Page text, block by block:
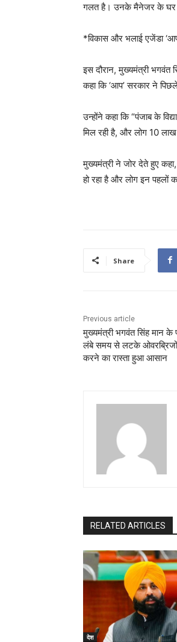
गलत है। उनके मैनेजर के घर
*विकास और भलाई एजेंडा
इस दौरान, मुख्यमंत्री भगवंत
कहा कि ‘आप’ सरकार ने
उन्होंने कहा कि “पंजाब के
मिल रही है, और लोग 10
मुख्यमंत्री ने जोर देते हुए
हो रहा है और लोग इन पहलों
Share
Previous article
मुख्यमंत्री भगवंत सिंह मान के
लंबे समय से लटके ओवरब्रिजों
करने का रास्ता हुआ आसान
RELATED ARTICLES
देश